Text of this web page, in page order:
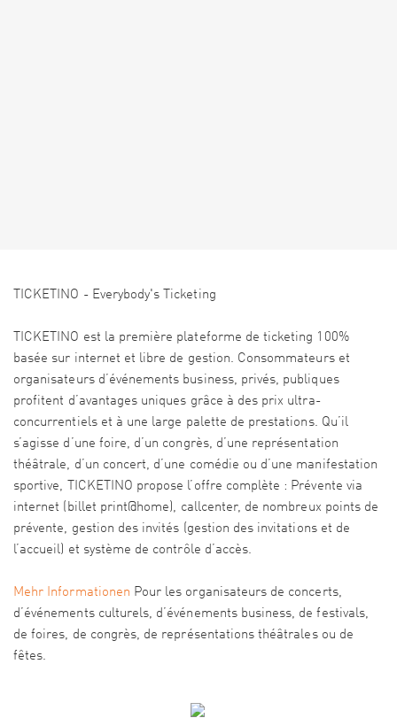
TICKETINO - Everybody's Ticketing
TICKETINO est la première plateforme de ticketing 100%
basée sur internet et libre de gestion. Consommateurs et
organisateurs d’événements business, privés, publiques
profitent d’avantages uniques grâce à des prix ultra-
concurrentiels et à une large palette de prestations. Qu’il
s’agisse d’une foire, d’un congrès, d’une représentation
théâtrale, d’un concert, d’une comédie ou d’une manifestation
sportive, TICKETINO propose l’offre complète : Prévente via
internet (billet print@home), callcenter, de nombreux points de
prévente, gestion des invités (gestion des invitations et de
l’accueil) et système de contrôle d’accès.
Mehr Informationen Pour les organisateurs de concerts,
d’événements culturels, d’événements business, de festivals,
de foires, de congrès, de représentations théâtrales ou de
fêtes.